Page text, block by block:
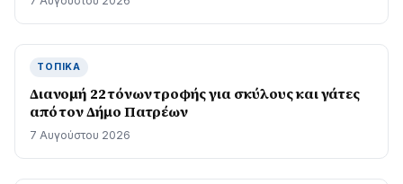
ΤΟΠΙΚΆ
Διανομή 22 τόνων τροφής για σκύλους και γάτες
από τον Δήμο Πατρέων
7 Αυγούστου 2026